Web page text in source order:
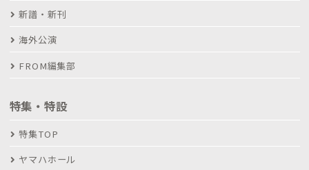
新譜・新刊
海外公演
FROM編集部
特集・特設
特集TOP
ヤマハホール